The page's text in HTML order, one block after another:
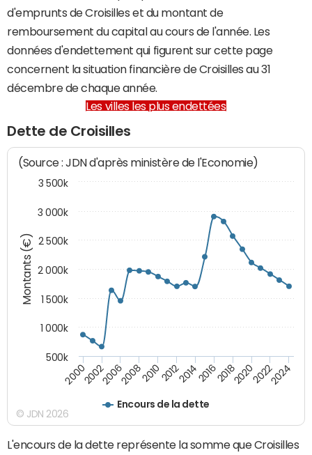
d'emprunts de Croisilles et du montant de
remboursement du capital au cours de l'année. Les
données d'endettement qui figurent sur cette page
concernent la situation financière de Croisilles au 31
décembre de chaque année.
Les villes les plus endettées
Dette de Croisilles
Montants (€)
(Source : JDN d'après ministère de l'Economie)
Encours de la dette
200020022006200820102012201420162018202020222024
500k
1 000k
1 500k
2 000k
2 500k
3 000k
3 500k
© JDN 2026
L'encours de la dette représente la somme que Croisilles